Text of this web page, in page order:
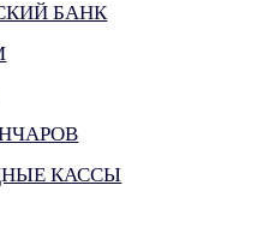
БАНК
КАССЫ